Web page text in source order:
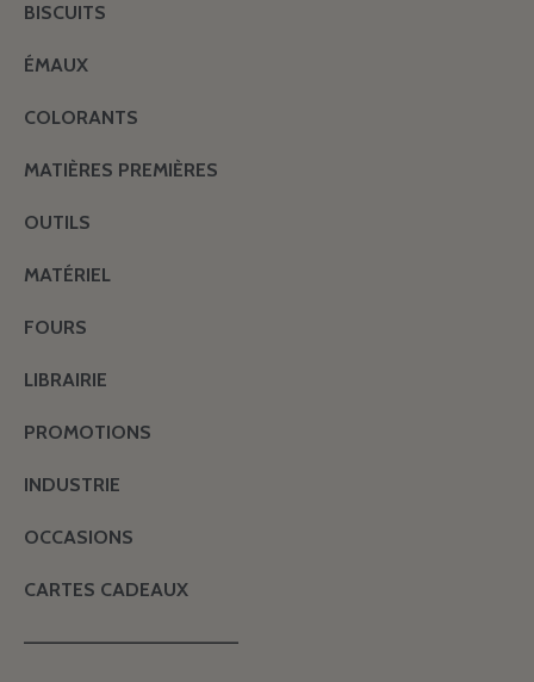
BISCUITS
ÉMAUX
COLORANTS
MATIÈRES PREMIÈRES
OUTILS
MATÉRIEL
FOURS
LIBRAIRIE
PROMOTIONS
INDUSTRIE
OCCASIONS
CARTES CADEAUX
———————————————